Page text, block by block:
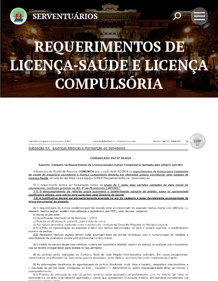
Search:
REQUERIMENTOS DE
LICENÇA-SAÚDE E LICENÇA
COMPULSÓRIA
Você está aqui: